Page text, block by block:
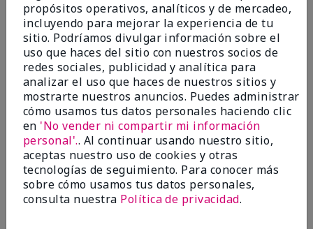
¿Le ha resultado útil esta
opinión?
22 1
Marcar esta opinión
5
Awesome
EnviadoHace 10 meses
porJudy
propósitos operativos, analíticos y de mercadeo,
incluyendo para mejorar la experiencia de tu
sitio. Podríamos divulgar información sobre el
uso que haces del sitio con nuestros socios de
redes sociales, publicidad y analítica para
analizar el uso que haces de nuestros sitios y
mostrarte nuestros anuncios. Puedes administrar
cómo usamos tus datos personales haciendo clic
en 'No vender ni compartir mi información
personal'.. Al continuar usando nuestro sitio,
aceptas nuestro uso de cookies y otras
tecnologías de seguimiento. Para conocer más
sobre cómo usamos tus datos personales,
consulta nuestra Política de privacidad.